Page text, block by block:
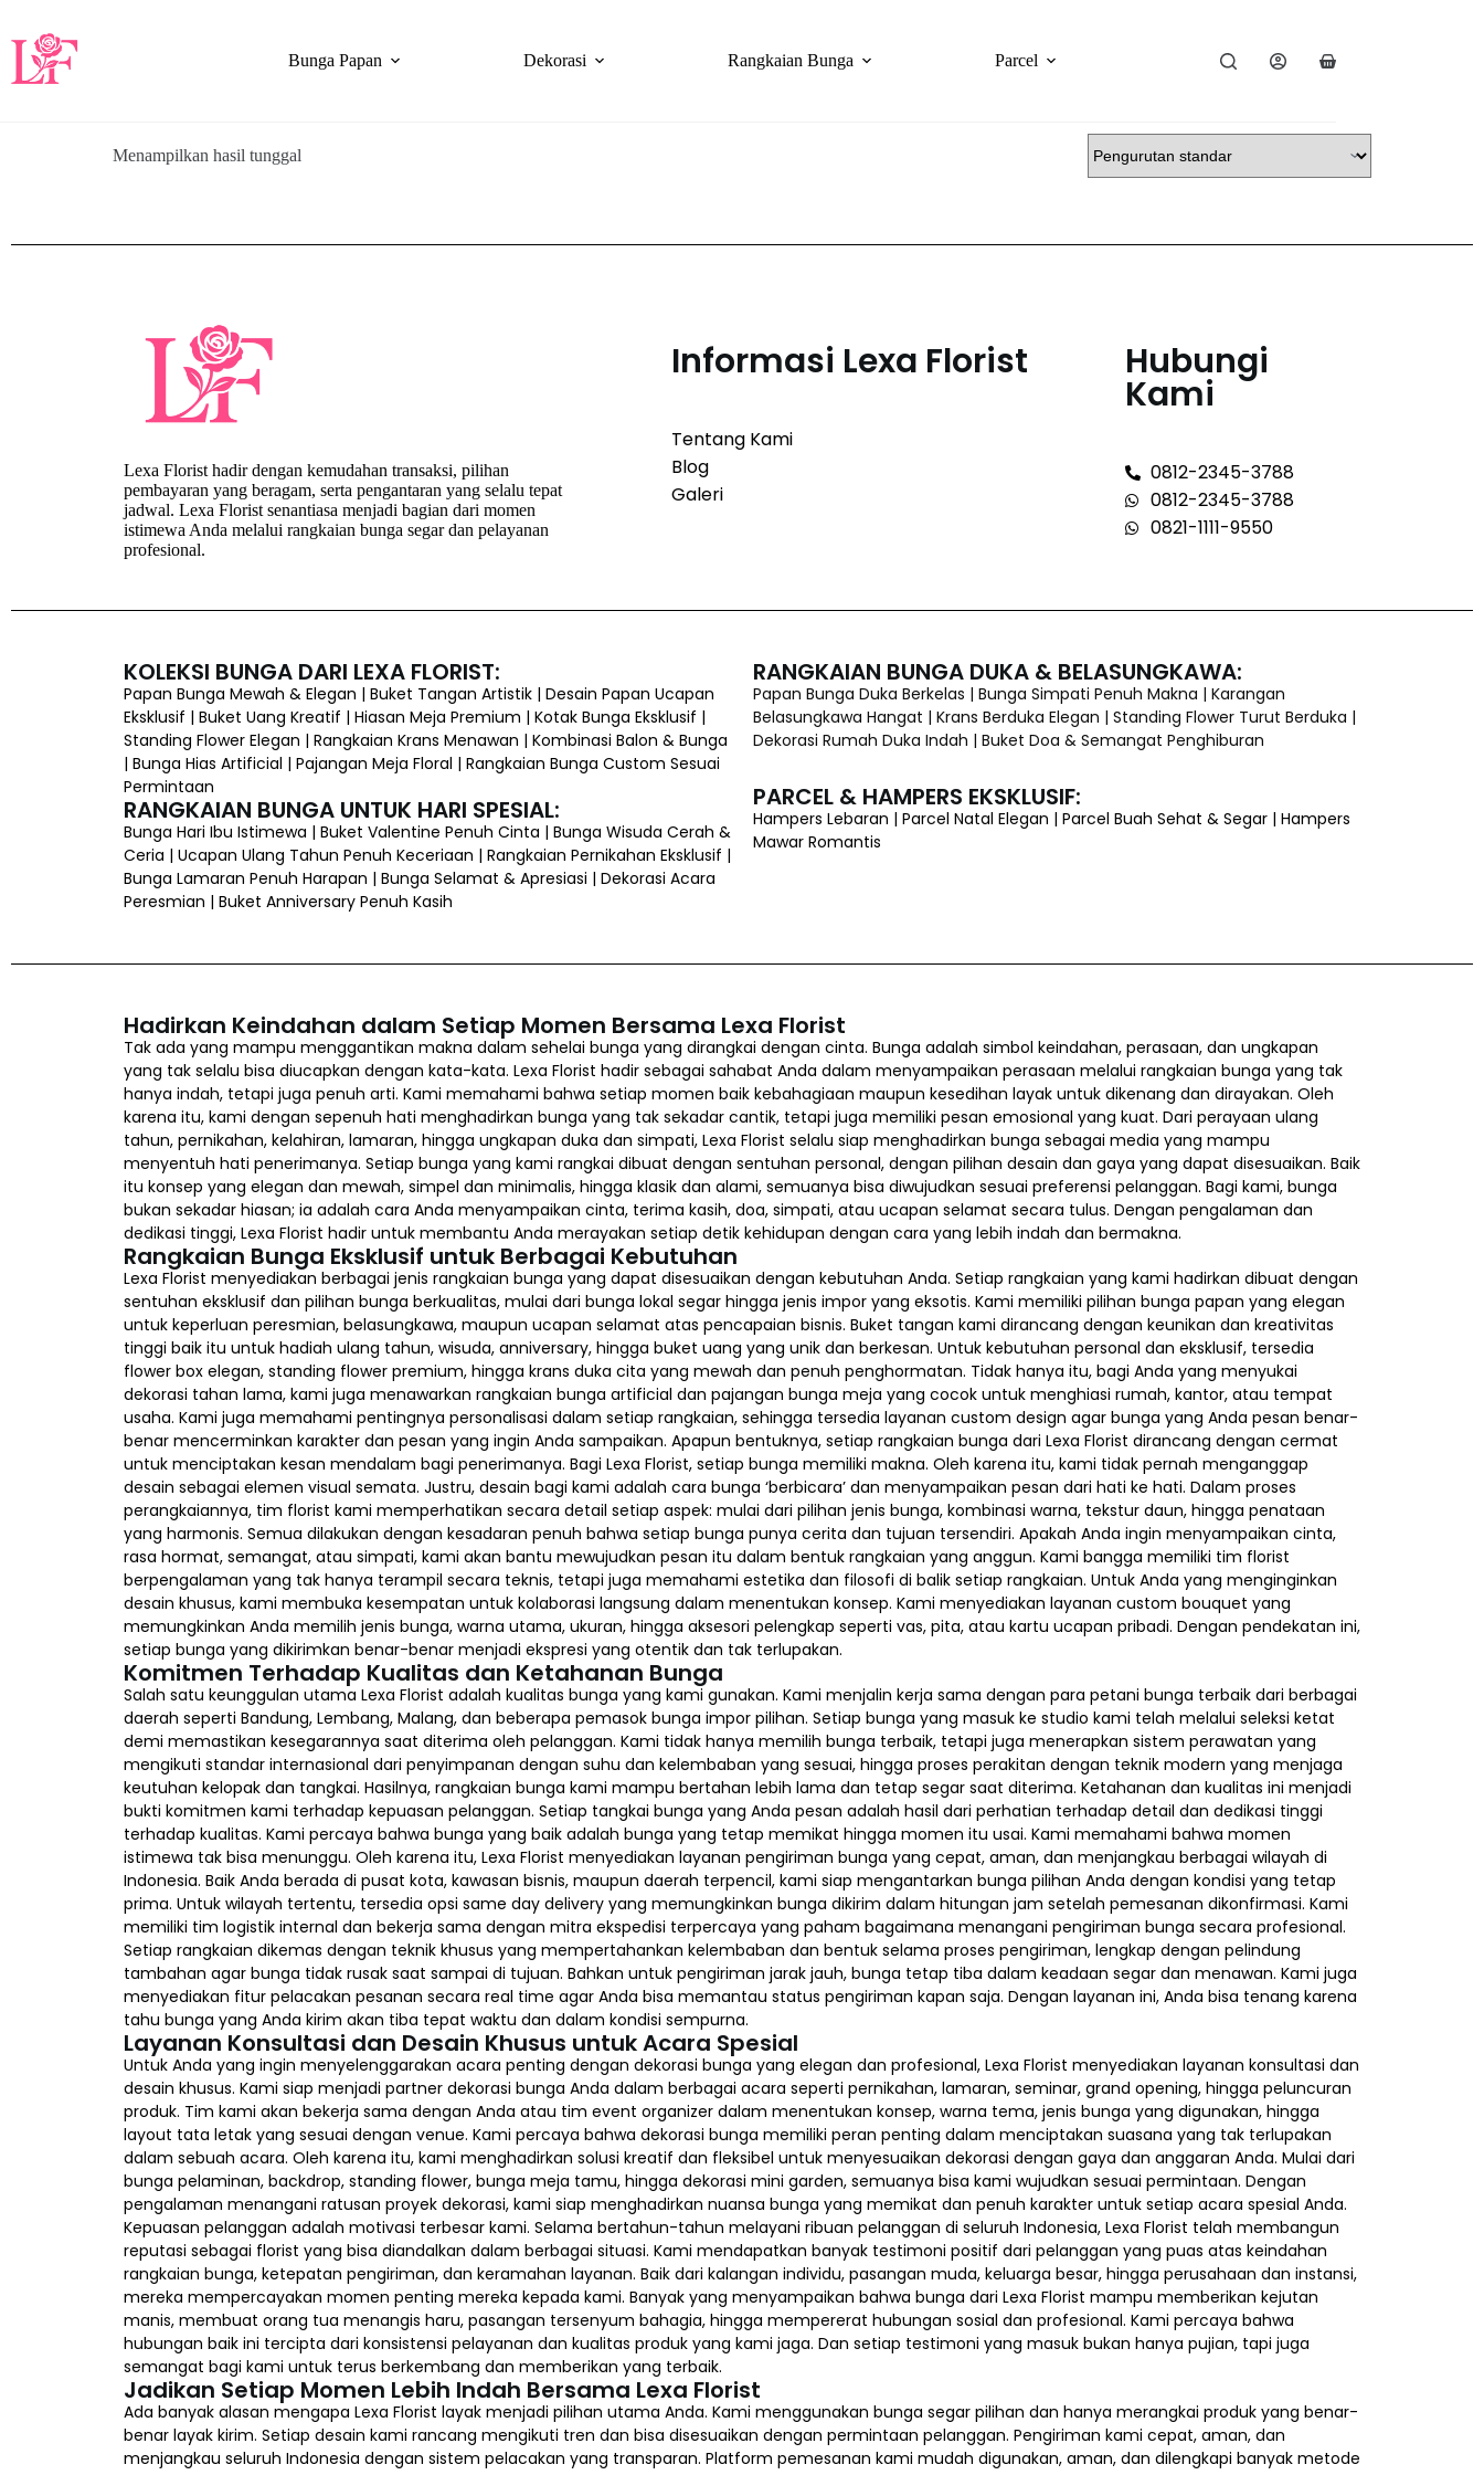
Bunga Papan Dekorasi Rangkaian Bunga Parcel
Menampilkan hasil tunggal
Lexa Florist hadir dengan kemudahan transaksi, pilihan
pembayaran yang beragam, serta pengantaran yang selalu tepat
jadwal. Lexa Florist senantiasa menjadi bagian dari momen
istimewa Anda melalui rangkaian bunga segar dan pelayanan
profesional.
Informasi Lexa Florist
Tentang Kami
Blog
Galeri
Hubungi
Kami
0812-2345-3788
0812-2345-3788
0821-1111-9550
KOLEKSI BUNGA DARI LEXA FLORIST:
Papan Bunga Mewah & Elegan | Buket Tangan Artistik | Desain Papan Ucapan
Eksklusif | Buket Uang Kreatif | Hiasan Meja Premium | Kotak Bunga Eksklusif |
Standing Flower Elegan | Rangkaian Krans Menawan | Kombinasi Balon & Bunga
| Bunga Hias Artificial | Pajangan Meja Floral | Rangkaian Bunga Custom Sesuai
Permintaan
RANGKAIAN BUNGA UNTUK HARI SPESIAL:
Bunga Hari Ibu Istimewa | Buket Valentine Penuh Cinta | Bunga Wisuda Cerah &
Ceria | Ucapan Ulang Tahun Penuh Keceriaan | Rangkaian Pernikahan Eksklusif |
Bunga Lamaran Penuh Harapan | Bunga Selamat & Apresiasi | Dekorasi Acara
Peresmian | Buket Anniversary Penuh Kasih
RANGKAIAN BUNGA DUKA & BELASUNGKAWA:
Papan Bunga Duka Berkelas | Bunga Simpati Penuh Makna | Karangan
Belasungkawa Hangat | Krans Berduka Elegan | Standing Flower Turut Berduka |
Dekorasi Rumah Duka Indah | Buket Doa & Semangat Penghiburan
PARCEL & HAMPERS EKSKLUSIF:
Hampers Lebaran | Parcel Natal Elegan | Parcel Buah Sehat & Segar | Hampers
Mawar Romantis
Hadirkan Keindahan dalam Setiap Momen Bersama Lexa Florist
Tak ada yang mampu menggantikan makna dalam sehelai bunga yang dirangkai dengan cinta. Bunga adalah simbol keindahan, perasaan, dan ungkapan
yang tak selalu bisa diucapkan dengan kata-kata. Lexa Florist hadir sebagai sahabat Anda dalam menyampaikan perasaan melalui rangkaian bunga yang tak
hanya indah, tetapi juga penuh arti. Kami memahami bahwa setiap momen baik kebahagiaan maupun kesedihan layak untuk dikenang dan dirayakan. Oleh
karena itu, kami dengan sepenuh hati menghadirkan bunga yang tak sekadar cantik, tetapi juga memiliki pesan emosional yang kuat. Dari perayaan ulang
tahun, pernikahan, kelahiran, lamaran, hingga ungkapan duka dan simpati, Lexa Florist selalu siap menghadirkan bunga sebagai media yang mampu
menyentuh hati penerimanya. Setiap bunga yang kami rangkai dibuat dengan sentuhan personal, dengan pilihan desain dan gaya yang dapat disesuaikan. Baik
itu konsep yang elegan dan mewah, simpel dan minimalis, hingga klasik dan alami, semuanya bisa diwujudkan sesuai preferensi pelanggan. Bagi kami, bunga
bukan sekadar hiasan; ia adalah cara Anda menyampaikan cinta, terima kasih, doa, simpati, atau ucapan selamat secara tulus. Dengan pengalaman dan
dedikasi tinggi, Lexa Florist hadir untuk membantu Anda merayakan setiap detik kehidupan dengan cara yang lebih indah dan bermakna.
Rangkaian Bunga Eksklusif untuk Berbagai Kebutuhan
Lexa Florist menyediakan berbagai jenis rangkaian bunga yang dapat disesuaikan dengan kebutuhan Anda. Setiap rangkaian yang kami hadirkan dibuat dengan
sentuhan eksklusif dan pilihan bunga berkualitas, mulai dari bunga lokal segar hingga jenis impor yang eksotis. Kami memiliki pilihan bunga papan yang elegan
untuk keperluan peresmian, belasungkawa, maupun ucapan selamat atas pencapaian bisnis. Buket tangan kami dirancang dengan keunikan dan kreativitas
tinggi baik itu untuk hadiah ulang tahun, wisuda, anniversary, hingga buket uang yang unik dan berkesan. Untuk kebutuhan personal dan eksklusif, tersedia
flower box elegan, standing flower premium, hingga krans duka cita yang mewah dan penuh penghormatan. Tidak hanya itu, bagi Anda yang menyukai
dekorasi tahan lama, kami juga menawarkan rangkaian bunga artificial dan pajangan bunga meja yang cocok untuk menghiasi rumah, kantor, atau tempat
usaha. Kami juga memahami pentingnya personalisasi dalam setiap rangkaian, sehingga tersedia layanan custom design agar bunga yang Anda pesan benar-
benar mencerminkan karakter dan pesan yang ingin Anda sampaikan. Apapun bentuknya, setiap rangkaian bunga dari Lexa Florist dirancang dengan cermat
untuk menciptakan kesan mendalam bagi penerimanya. Bagi Lexa Florist, setiap bunga memiliki makna. Oleh karena itu, kami tidak pernah menganggap
desain sebagai elemen visual semata. Justru, desain bagi kami adalah cara bunga ‘berbicara’ dan menyampaikan pesan dari hati ke hati. Dalam proses
perangkaiannya, tim florist kami memperhatikan secara detail setiap aspek: mulai dari pilihan jenis bunga, kombinasi warna, tekstur daun, hingga penataan
yang harmonis. Semua dilakukan dengan kesadaran penuh bahwa setiap bunga punya cerita dan tujuan tersendiri. Apakah Anda ingin menyampaikan cinta,
rasa hormat, semangat, atau simpati, kami akan bantu mewujudkan pesan itu dalam bentuk rangkaian yang anggun. Kami bangga memiliki tim florist
berpengalaman yang tak hanya terampil secara teknis, tetapi juga memahami estetika dan filosofi di balik setiap rangkaian. Untuk Anda yang menginginkan
desain khusus, kami membuka kesempatan untuk kolaborasi langsung dalam menentukan konsep. Kami menyediakan layanan custom bouquet yang
memungkinkan Anda memilih jenis bunga, warna utama, ukuran, hingga aksesori pelengkap seperti vas, pita, atau kartu ucapan pribadi. Dengan pendekatan ini,
setiap bunga yang dikirimkan benar-benar menjadi ekspresi yang otentik dan tak terlupakan.
Komitmen Terhadap Kualitas dan Ketahanan Bunga
Salah satu keunggulan utama Lexa Florist adalah kualitas bunga yang kami gunakan. Kami menjalin kerja sama dengan para petani bunga terbaik dari berbagai
daerah seperti Bandung, Lembang, Malang, dan beberapa pemasok bunga impor pilihan. Setiap bunga yang masuk ke studio kami telah melalui seleksi ketat
demi memastikan kesegarannya saat diterima oleh pelanggan. Kami tidak hanya memilih bunga terbaik, tetapi juga menerapkan sistem perawatan yang
mengikuti standar internasional dari penyimpanan dengan suhu dan kelembaban yang sesuai, hingga proses perakitan dengan teknik modern yang menjaga
keutuhan kelopak dan tangkai. Hasilnya, rangkaian bunga kami mampu bertahan lebih lama dan tetap segar saat diterima. Ketahanan dan kualitas ini menjadi
bukti komitmen kami terhadap kepuasan pelanggan. Setiap tangkai bunga yang Anda pesan adalah hasil dari perhatian terhadap detail dan dedikasi tinggi
terhadap kualitas. Kami percaya bahwa bunga yang baik adalah bunga yang tetap memikat hingga momen itu usai. Kami memahami bahwa momen
istimewa tak bisa menunggu. Oleh karena itu, Lexa Florist menyediakan layanan pengiriman bunga yang cepat, aman, dan menjangkau berbagai wilayah di
Indonesia. Baik Anda berada di pusat kota, kawasan bisnis, maupun daerah terpencil, kami siap mengantarkan bunga pilihan Anda dengan kondisi yang tetap
prima. Untuk wilayah tertentu, tersedia opsi same day delivery yang memungkinkan bunga dikirim dalam hitungan jam setelah pemesanan dikonfirmasi. Kami
memiliki tim logistik internal dan bekerja sama dengan mitra ekspedisi terpercaya yang paham bagaimana menangani pengiriman bunga secara profesional.
Setiap rangkaian dikemas dengan teknik khusus yang mempertahankan kelembaban dan bentuk selama proses pengiriman, lengkap dengan pelindung
tambahan agar bunga tidak rusak saat sampai di tujuan. Bahkan untuk pengiriman jarak jauh, bunga tetap tiba dalam keadaan segar dan menawan. Kami juga
menyediakan fitur pelacakan pesanan secara real time agar Anda bisa memantau status pengiriman kapan saja. Dengan layanan ini, Anda bisa tenang karena
tahu bunga yang Anda kirim akan tiba tepat waktu dan dalam kondisi sempurna.
Layanan Konsultasi dan Desain Khusus untuk Acara Spesial
Untuk Anda yang ingin menyelenggarakan acara penting dengan dekorasi bunga yang elegan dan profesional, Lexa Florist menyediakan layanan konsultasi dan
desain khusus. Kami siap menjadi partner dekorasi bunga Anda dalam berbagai acara seperti pernikahan, lamaran, seminar, grand opening, hingga peluncuran
produk. Tim kami akan bekerja sama dengan Anda atau tim event organizer dalam menentukan konsep, warna tema, jenis bunga yang digunakan, hingga
layout tata letak yang sesuai dengan venue. Kami percaya bahwa dekorasi bunga memiliki peran penting dalam menciptakan suasana yang tak terlupakan
dalam sebuah acara. Oleh karena itu, kami menghadirkan solusi kreatif dan fleksibel untuk menyesuaikan dekorasi dengan gaya dan anggaran Anda. Mulai dari
bunga pelaminan, backdrop, standing flower, bunga meja tamu, hingga dekorasi mini garden, semuanya bisa kami wujudkan sesuai permintaan. Dengan
pengalaman menangani ratusan proyek dekorasi, kami siap menghadirkan nuansa bunga yang memikat dan penuh karakter untuk setiap acara spesial Anda.
Kepuasan pelanggan adalah motivasi terbesar kami. Selama bertahun-tahun melayani ribuan pelanggan di seluruh Indonesia, Lexa Florist telah membangun
reputasi sebagai florist yang bisa diandalkan dalam berbagai situasi. Kami mendapatkan banyak testimoni positif dari pelanggan yang puas atas keindahan
rangkaian bunga, ketepatan pengiriman, dan keramahan layanan. Baik dari kalangan individu, pasangan muda, keluarga besar, hingga perusahaan dan instansi,
mereka mempercayakan momen penting mereka kepada kami. Banyak yang menyampaikan bahwa bunga dari Lexa Florist mampu memberikan kejutan
manis, membuat orang tua menangis haru, pasangan tersenyum bahagia, hingga mempererat hubungan sosial dan profesional. Kami percaya bahwa
hubungan baik ini tercipta dari konsistensi pelayanan dan kualitas produk yang kami jaga. Dan setiap testimoni yang masuk bukan hanya pujian, tapi juga
semangat bagi kami untuk terus berkembang dan memberikan yang terbaik.
Jadikan Setiap Momen Lebih Indah Bersama Lexa Florist
Ada banyak alasan mengapa Lexa Florist layak menjadi pilihan utama Anda. Kami menggunakan bunga segar pilihan dan hanya merangkai produk yang benar-
benar layak kirim. Setiap desain kami rancang mengikuti tren dan bisa disesuaikan dengan permintaan pelanggan. Pengiriman kami cepat, aman, dan
menjangkau seluruh Indonesia dengan sistem pelacakan yang transparan. Platform pemesanan kami mudah digunakan, aman, dan dilengkapi banyak metode